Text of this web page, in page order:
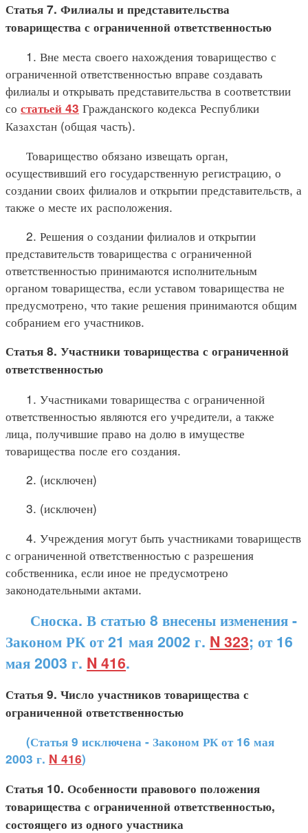
Статья 7. Филиалы и представительства
товарищества с ограниченной ответственностью
1. Вне места своего нахождения товарищество с
ограниченной ответственностью вправе создавать
филиалы и открывать представительства в соответствии
со статьей 43 Гражданского кодекса Республики
Казахстан (общая часть).
Товарищество обязано извещать орган,
осуществивший его государственную регистрацию, о
создании своих филиалов и открытии представительств, а
также о месте их расположения.
2. Решения о создании филиалов и открытии
представительств товарищества с ограниченной
ответственностью принимаются исполнительным
органом товарищества, если уставом товарищества не
предусмотрено, что такие решения принимаются общим
собранием его участников.
Статья 8. Участники товарищества с ограниченной
ответственностью
1. Участниками товарищества с ограниченной
ответственностью являются его учредители, а также
лица, получившие право на долю в имуществе
товарищества после его создания.
2. (исключен)
3. (исключен)
4. Учреждения могут быть участниками товариществ
с ограниченной ответственностью с разрешения
собственника, если иное не предусмотрено
законодательными актами.
Сноска. В статью 8 внесены изменения -
Законом РК от 21 мая 2002 г. N 323; от 16
мая 2003 г. N 416.
Статья 9. Число участников товарищества с
ограниченной ответственностью
(Статья 9 исключена - Законом РК от 16 мая
2003 г. N 416)
Статья 10. Особенности правового положения
товарищества с ограниченной ответственностью,
состоящего из одного участника